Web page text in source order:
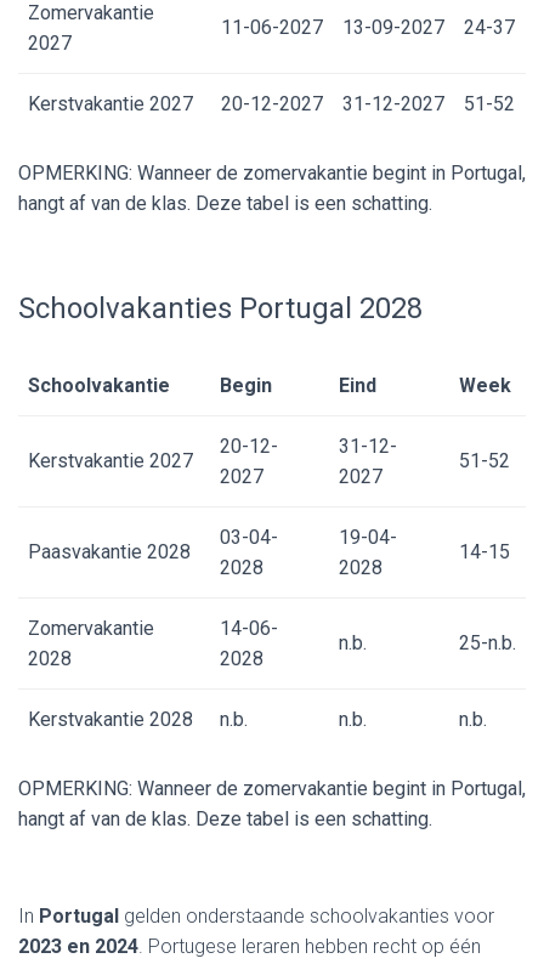
Zomervakantie
2027
11-06-2027 13-09-2027 24-37
Kerstvakantie 2027 20-12-2027 31-12-2027 51-52
OPMERKING: Wanneer de zomervakantie begint in Portugal,
hangt af van de klas. Deze tabel is een schatting.
Schoolvakanties Portugal 2028
Schoolvakantie Begin Eind Week
Kerstvakantie 2027
20-12-
2027
31-12-
2027
51-52
Paasvakantie 2028
03-04-
2028
19-04-
2028
14-15
Zomervakantie
2028
14-06-
2028
n.b. 25-n.b.
Kerstvakantie 2028 n.b. n.b. n.b.
OPMERKING: Wanneer de zomervakantie begint in Portugal,
hangt af van de klas. Deze tabel is een schatting.
In Portugal gelden onderstaande schoolvakanties voor
2023 en 2024. Portugese leraren hebben recht op één